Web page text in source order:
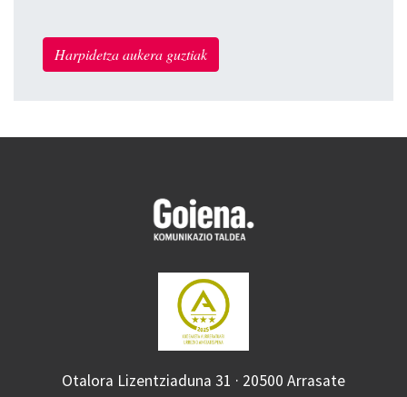
Harpidetza aukera guztiak
Otalora Lizentziaduna 31 · 20500 Arrasate